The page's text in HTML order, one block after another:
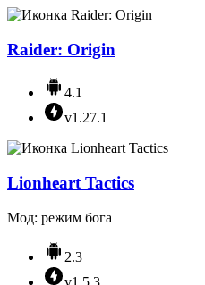
Raider: Origin
4.1
v1.27.1
Lionheart Tactics
Мод: режим бога
2.3
v1.5.3